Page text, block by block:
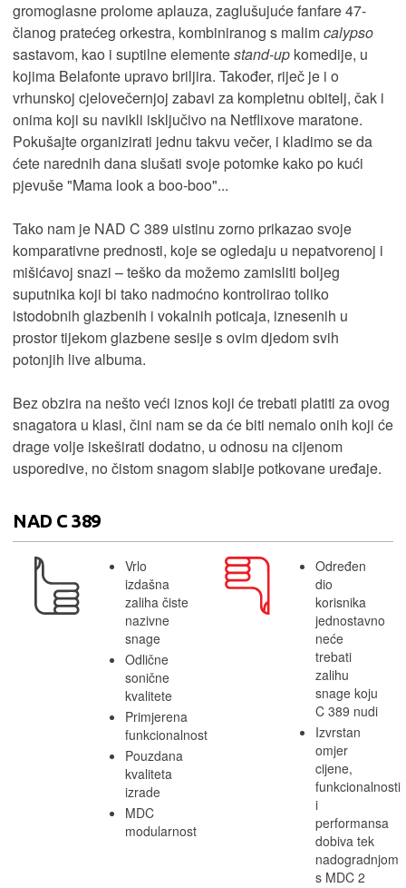
gromoglasne prolome aplauza, zaglušujuće fanfare 47-
članog pratećeg orkestra, kombiniranog s malimcalypso
sastavom, kao i suptilne elementestand-up komedije, u
kojima Belafonte upravo briljira. Također, riječ je i o
vrhunskoj cjelovečernjoj zabavi za kompletnu obitelj, čak i
onima koji su navikli isključivo na Netflixove maratone.
Pokušajte organizirati jednu takvu večer, i kladimo se da
ćete narednih dana slušati svoje potomke kako po kući
pjevuše "Mama look a boo-boo"...
Tako nam je NAD C 389 uistinu zorno prikazao svoje
komparativne prednosti, koje se ogledaju u nepatvorenoj i
mišićavoj snazi – teško da možemo zamisliti boljeg
suputnika koji bi tako nadmoćno kontrolirao toliko
istodobnih glazbenih i vokalnih poticaja, iznesenih u
prostor tijekom glazbene sesije s ovim djedom svih
potonjih live albuma.
Bez obzira na nešto veći iznos koji će trebati platiti za ovog
snagatora u klasi, čini nam se da će biti nemalo onih koji će
drage volje iskeširati dodatno, u odnosu na cijenom
usporedive, no čistom snagom slabije potkovane uređaje.
NAD C 389
Vrlo
izdašna
zaliha čiste
nazivne
snage
Odlične
sonične
kvalitete
Primjerena
funkcionalnost
Pouzdana
kvaliteta
izrade
MDC
modularnost
Određen
dio
korisnika
jednostavno
neće
trebati
zalihu
snage koju
C 389 nudi
Izvrstan
omjer
cijene,
funkcionalnosti
i
performansa
dobiva tek
nadogradnjom
s MDC 2